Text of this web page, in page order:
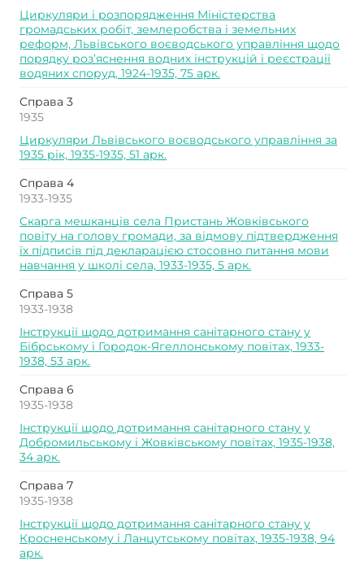
Циркуляри і розпорядження Міністерства
громадських робіт, землеробства і земельних
реформ, Львівського воєводського управління щодо
порядку роз’яснення водних інструкцій і реєстрації
водяних споруд, 1924-1935, 75 арк.
Справа 3
1935
Циркуляри Львівського воєводського управління за
1935 рік, 1935-1935, 51 арк.
Справа 4
1933-1935
Скарга мешканців села Пристань Жовківського
повіту на голову громади, за відмову підтвердження
їх підписів під декларацією стосовно питання мови
навчання у школі села, 1933-1935, 5 арк.
Справа 5
1933-1938
Інструкції щодо дотримання санітарного стану у
Бібрському і Городок-Ягеллонському повітах, 1933-
1938, 53 арк.
Справа 6
1935-1938
Інструкції щодо дотримання санітарного стану у
Добромильському і Жовківському повітах, 1935-1938,
34 арк.
Справа 7
1935-1938
Інструкції щодо дотримання санітарного стану у
Кросненському і Ланцутському повітах, 1935-1938, 94
арк.